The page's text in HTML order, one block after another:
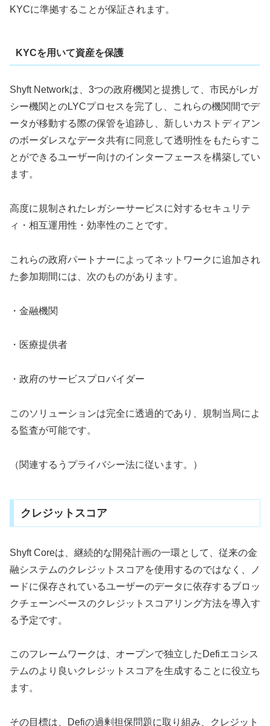
KYCに準拠することが保証されます。
KYCを用いて資産を保護
Shyft Networkは、3つの政府機関と提携して、市民がレガ
シー機関とのLYCプロセスを完了し、これらの機関間でデ
ータが移動する際の保管を追跡し、新しいカストディアン
のボーダレスなデータ共有に同意して透明性をもたらすこ
とができるユーザー向けのインターフェースを構築してい
ます。
高度に規制されたレガシーサービスに対するセキュリテ
ィ・相互運用性・効率性のことです。
これらの政府パートナーによってネットワークに追加され
た参加期間には、次のものがあります。
・金融機関
・医療提供者
・政府のサービスプロバイダー
このソリューションは完全に透過的であり、規制当局によ
る監査が可能です。
（関連するうプライバシー法に従います。）
クレジットスコア
Shyft Coreは、継続的な開発計画の一環として、従来の金
融システムのクレジットスコアを使用するのではなく、ノ
ードに保存されているユーザーのデータに依存するブロッ
クチェーンベースのクレジットスコアリング方法を導入す
る予定です。
このフレームワークは、オープンで独立したDefiエコシス
テムのより良いクレジットスコアを生成することに役立ち
ます。
その目標は、Defiの過剰担保問題に取り組み、クレジット